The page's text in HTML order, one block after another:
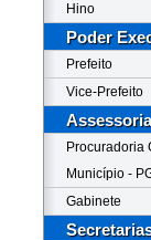
Hino
Poder
Prefeito
Vice-Prefeito
Procuradoria
Município -
Gabinete